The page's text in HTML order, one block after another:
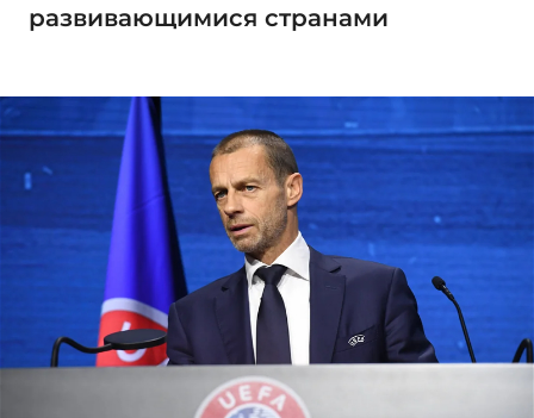
развивающимися странами